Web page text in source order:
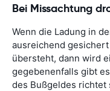
Bei Missachtung
Wenn die Ladung in
ausreichend
übersteht, dann wird
gegebenenfalls gibt
des Bußgeldes richtet